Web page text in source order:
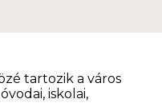
tartozik a város
iskolai,